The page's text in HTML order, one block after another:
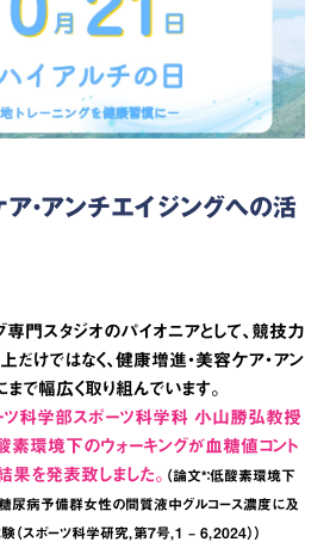
ア・アンチエイジングへの活
専門スタジオのパイオニアとして、競技力
けではなく、健康増進・美容ケア・アン
で幅広く取り組んでいます。
科学部スポーツ科学科 小山勝弘教授
素環境下のウォーキングが血糖値コント
果を発表致しました。 （論文*：低酸素環境下
尿病予備群女性の間質液中グルコース濃度に及
スポーツ科学研究，第7号，1 – 6，2024））